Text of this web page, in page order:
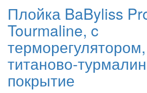
Плойка BaByliss
Tourmaline, c
титаново-
покрытие